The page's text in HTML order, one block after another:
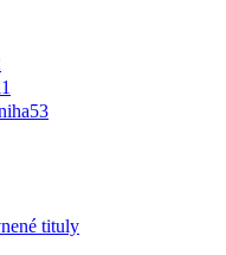
53
tituly